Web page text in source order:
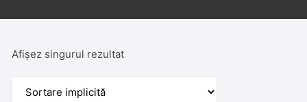
Afișez singurul rezultat